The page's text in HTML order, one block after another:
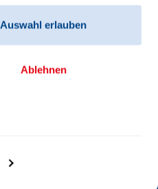
Auswahl erlauben
Ablehnen